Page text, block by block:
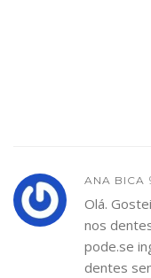
ANA BICA
Olá.
nos
pode.se
dentes